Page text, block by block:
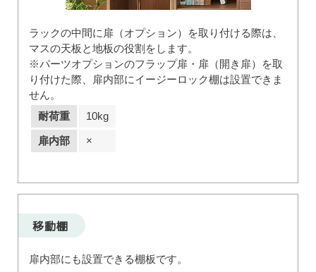
ラックの中間に扉（オプション）を取り付ける際は、
マスの天板と地板の役割をします。
※パーツオプションのフラップ扉・扉（開き扉）を取
り付けた際、扉内部にイージーロック棚は設置できま
せん。
耐荷重
10kg
扉内部 ×
移動棚
扉内部にも設置できる棚板です。